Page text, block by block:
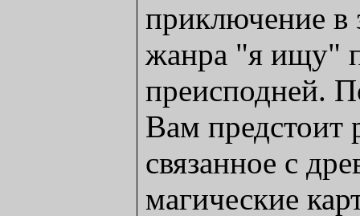
приключение в
жанра "я ищу"
преисподней.
Вам предстоит
связанное с
магические